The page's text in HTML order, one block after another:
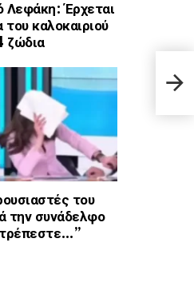
Λεφάκη: Έρχεται
καλοκαιριού
ζώδια
του
την συνάδελφο